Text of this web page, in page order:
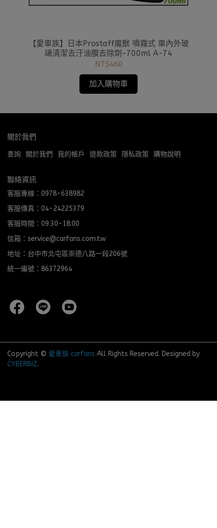
【愛車族】日本Prostaff魔獸 噴霧式 車內外玻
璃清潔去汙油膜去除劑-700ml A-74
NT$460
加入購物車
關於我們
查詢 關於我們 我的帳戶 退款政策 隱私政策 購物說明
聯絡資訊
客服專線：0978-638982
客服傳真：04-24225379
客服時間：09:30-18:00
信箱：service@carfans.com.tw
地址：台中市北屯區崇德八路一段206號
統一編號：86372964
Copyright © 愛車族 carfans All Rights Reserved. Designed by
CYBERBIZ.